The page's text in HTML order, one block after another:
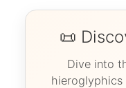
📜
Dive into